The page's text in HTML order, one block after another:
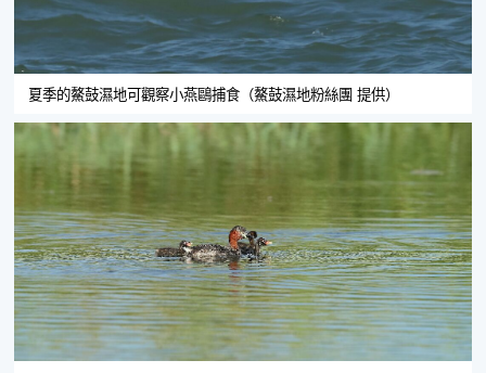
夏季的鰲鼓濕地可觀察小燕鷗捕食（鰲鼓濕地粉絲團 提供）